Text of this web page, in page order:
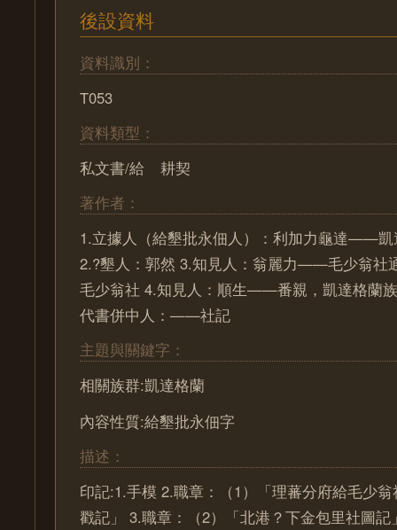
後設資料
資料識別：
T053
資料類型：
私文書/給
耕契
著作者：
1.立據人（給墾批永佃人）：利加力龜達——凱
2.?墾人：郭然 3.知見人：翁麗力——毛少翁社
毛少翁社 4.知見人：順生——番親，凱達格蘭
代書併中人：——社記
主題與關鍵字：
相關族群:凱達格蘭
內容性質:給墾批永佃字
描述：
印記:1.手模 2.職章：（1）「理蕃分府給毛少
戳記」 3.職章：（2）「北港？下金包里社圖記